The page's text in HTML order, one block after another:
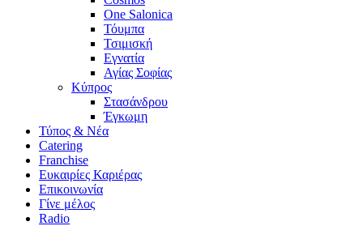
One Salonica
Τόυμπα
Τσιμισκή
Εγνατία
Αγίας Σοφίας
Κύπρος
Στασάνδρου
Έγκωμη
Τύπος & Νέα
Catering
Franchise
Ευκαιρίες Καριέρας
Επικοινωνία
Γίνε μέλος
Radio